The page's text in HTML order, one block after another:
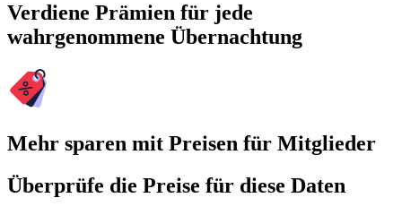
Verdiene Prämien für jede
wahrgenommene Übernachtung
Mehr sparen mit Preisen für Mitglieder
Überprüfe die Preise für diese Daten